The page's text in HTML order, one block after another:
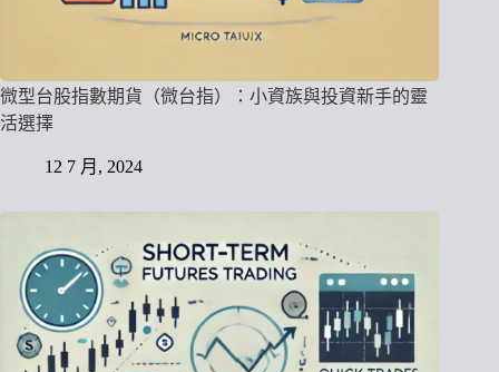
微型台股指數期貨（微台指）：小資族與投資新手的靈
活選擇
12 7 月, 2024